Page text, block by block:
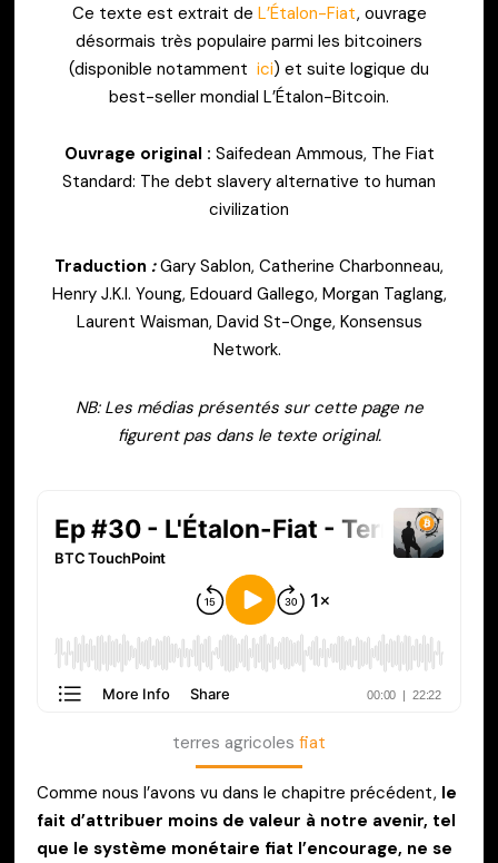
Ce texte est extrait de L’Étalon-Fiat, ouvrage
désormais très populaire parmi les bitcoiners
(disponible notamment ici) et suite logique du
best-seller mondial L’Étalon-Bitcoin.
Ouvrage original : Saifedean Ammous, The Fiat
Standard: The debt slavery alternative to human
civilization
Traduction :Gary Sablon, Catherine Charbonneau,
Henry J.K.I. Young, Edouard Gallego, Morgan Taglang,
Laurent Waisman, David St-Onge, Konsensus
Network.
NB: Les médias présentés sur cette page ne
figurent pas dans le texte original.
terres agricoles fiat
Comme nous l’avons vu dans le chapitre précédent, le
fait d’attribuer moins de valeur à notre avenir, tel
que le système monétaire fiat l’encourage, ne se